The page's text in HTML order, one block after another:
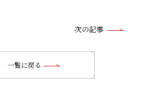
次の記事
一覧に戻る